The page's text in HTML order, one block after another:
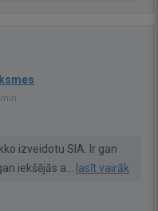
izveidotu SIA. Ir gan
iekšējās a... lasīt vairāk